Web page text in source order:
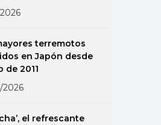
terremotos
en Japón desde
de 2011
2026
el refrescante